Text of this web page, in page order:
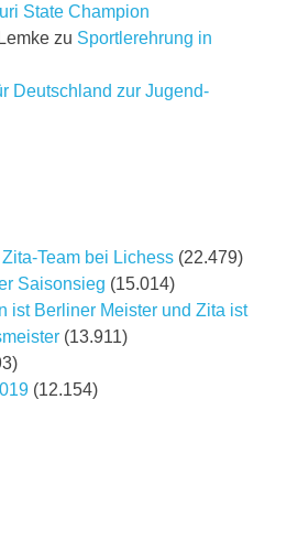
State Champion
zu Sportlerehrung in
Deutschland zur Jugend-
Team bei Lichess (22.479)
Saisonsieg (15.014)
ist Berliner Meister und Zita ist
(13.911)
(12.154)